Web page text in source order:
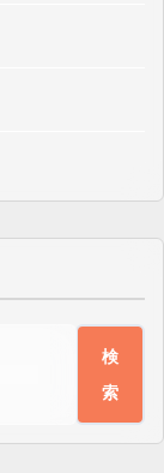
検
索